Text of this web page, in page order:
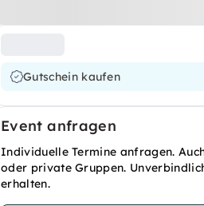
Gutschein kaufen
Event anfragen
Individuelle Termine anfragen.
oder private Gruppen.
erhalten.